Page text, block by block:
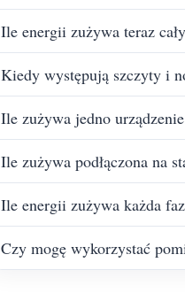
Ile energii zużywa teraz
Kiedy występują szczyty i
Ile zużywa jedno
Ile zużywa podłączona na
Ile energii zużywa każda
Czy mogę wykorzystać